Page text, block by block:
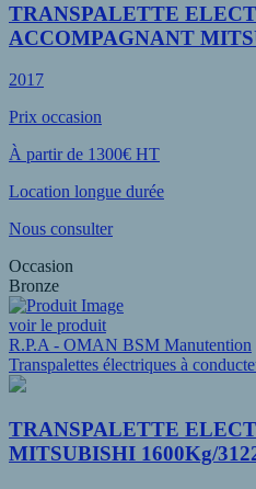
TRANSPALETTE
ACCOMPAGNANT
2017
Prix occasion
À partir de 1300€ HT
Location longue durée
Nous consulter
Occasion
Bronze
voir le produit
R.P.A - OMAN BSM Manutention
Transpalettes électriques à
TRANSPALETTE
MITSUBISHI 1600Kg/